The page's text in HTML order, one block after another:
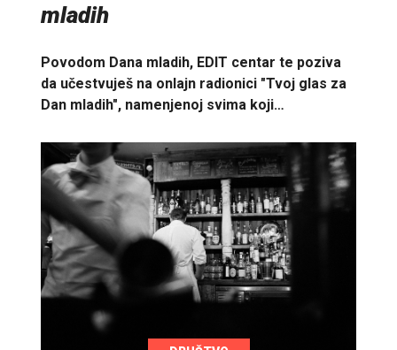
mladih
Povodom Dana mladih, EDIT centar te poziva
da učestvuješ na onlajn radionici "Tvoj glas za
Dan mladih", namenjenoj svima koji…